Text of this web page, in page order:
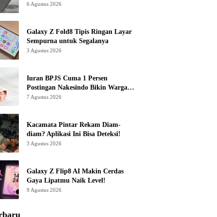
6 Agustus 2026
Galaxy Z Fold8 Tipis Ringan Layar
Sempurna untuk Segalanya
3 Agustus 2026
Iuran BPJS Cuma 1 Persen
Postingan Nakesindo Bikin Warganet
Murka
7 Agustus 2026
Kacamata Pintar Rekam Diam-
diam? Aplikasi Ini Bisa Deteksi!
3 Agustus 2026
Galaxy Z Flip8 AI Makin Cerdas
Gaya Lipatmu Naik Level!
9 Agustus 2026